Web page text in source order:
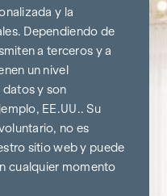
y la
Dependiendo de
a terceros y a
un nivel
y son
EE.UU.. Su
no es
sitio web y puede
cualquier momento